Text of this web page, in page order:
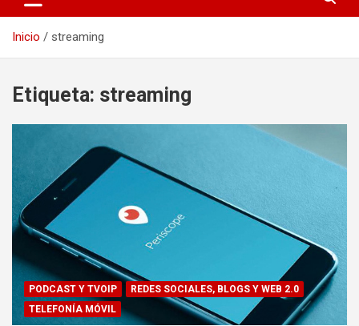
Inicio streaming
Etiqueta: streaming
PODCAST Y TVOIP
REDES SOCIALES, BLOGS Y WEB 2.0
TELEFONÍA MÓVIL